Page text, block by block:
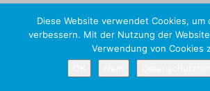
Diese Website verwendet Cookies, um
verbessern. Mit der Nutzung der
Verwendung von Cookies